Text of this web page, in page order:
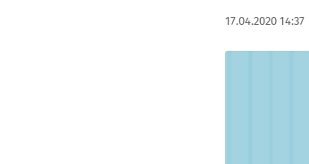
Data publikacji:
17.04.2020 14:37 |